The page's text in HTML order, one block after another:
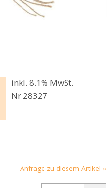
inkl. 8.1% MwSt.
Nr 28327
Anfrage zu diesem Artikel »